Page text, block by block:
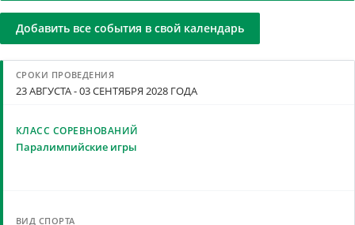
Добавить все события в свой календарь
23 АВГУСТА - 03 СЕНТЯБРЯ 2028 ГОДА
Паралимпийские игры